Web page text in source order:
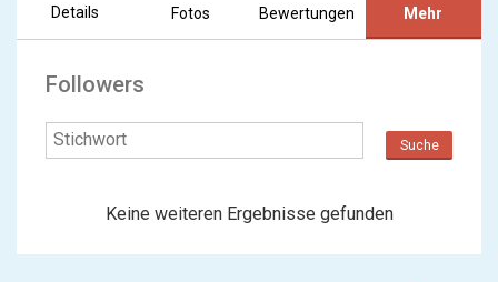
Details Fotos Bewertungen Mehr
Followers
Suche
Keine weiteren Ergebnisse gefunden